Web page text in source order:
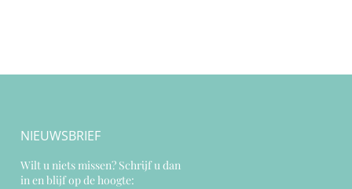
NIEUWSBRIEF
Wilt u niets missen? Schrijf u dan
in en blijf op de hoogte: